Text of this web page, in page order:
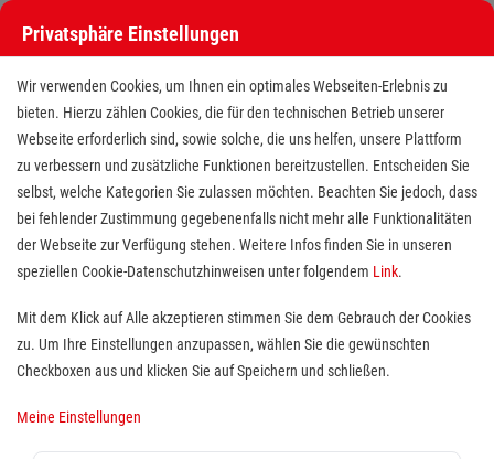
Freiwilligendienst (BFD/FSJ) in
der Kinder- und Jugendbetreuung
Standort(e):Wörrstadt
In Vollzeit (39 Wochenstunden), ab sofort
Privatsphäre Einstellungen
Wir verwenden Cookies, um Ihnen ein optimales Webseiten-Erlebnis zu
bieten. Hierzu zählen Cookies, die für den technischen Betrieb unserer
Webseite erforderlich sind, sowie solche, die uns helfen, unsere Plattform
zu verbessern und zusätzliche Funktionen bereitzustellen. Entscheiden Sie
selbst, welche Kategorien Sie zulassen möchten. Beachten Sie jedoch, dass
bei fehlender Zustimmung gegebenenfalls nicht mehr alle Funktionalitäten
der Webseite zur Verfügung stehen. Weitere Infos finden Sie in unseren
speziellen Cookie-Datenschutzhinweisen unter folgendem Link.
Mit dem Klick auf Alle akzeptieren stimmen Sie dem Gebrauch der Cookies
zu. Um Ihre Einstellungen anzupassen, wählen Sie die gewünschten
Checkboxen aus und klicken Sie auf Speichern und schließen.
Meine Einstellungen